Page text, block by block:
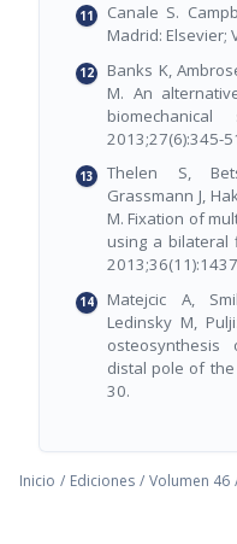
Canale S.
Madrid: Elsevier;
Banks K,
M. An
2013;27(6):345-
Thelen S,
Grassmann J,
M. Fixation of
using a bilateral
Matejcic A,
Ledinsky M,
distal pole of
30.
Inicio / Ediciones / Volumen 46